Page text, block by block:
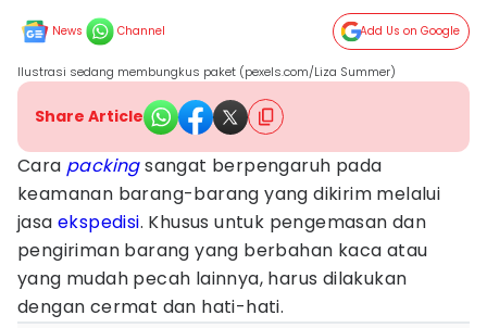
News Channel Add Us on Google
Ilustrasi sedang membungkus paket (pexels.com/Liza Summer)
Share Article
Cara packingsangat berpengaruh pada
keamanan barang-barang yang dikirim melalui
jasa ekspedisi. Khusus untuk pengemasan dan
pengiriman barang yang berbahan kaca atau
yang mudah pecah lainnya, harus dilakukan
dengan cermat dan hati-hati.